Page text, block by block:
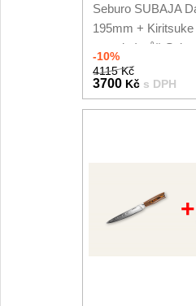
Seburo SUBAJA
195mm +
santoku) nůž
-10%
4115 Kč
3700 Kč s DPH
+